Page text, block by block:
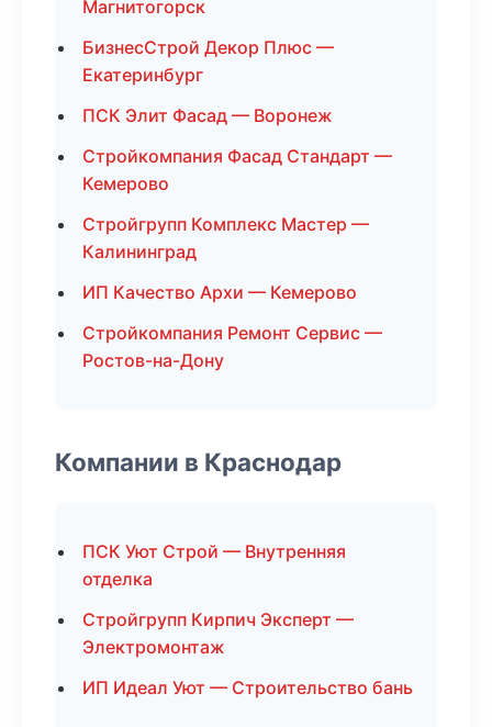
Магнитогорск
БизнесСтрой Декор Плюс —
Екатеринбург
ПСК Элит Фасад — Воронеж
Стройкомпания Фасад Стандарт —
Кемерово
Стройгрупп Комплекс Мастер —
Калининград
ИП Качество Архи — Кемерово
Стройкомпания Ремонт Сервис —
Ростов-на-Дону
Компании в Краснодар
ПСК Уют Строй — Внутренняя
отделка
Стройгрупп Кирпич Эксперт —
Электромонтаж
ИП Идеал Уют — Строительство бань